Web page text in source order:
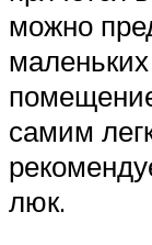
можно
самим
люк.